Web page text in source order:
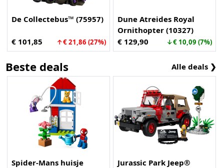
De Collectebus™ (75957)
€ 101,85 ↑€ 21,86 (27%)
Dune Atreides Royal
Ornithopter (10327)
€ 129,90
↓€ 10,09 (7%)
Beste deals Alle deals ❯
Spider-Mans huisje
Jurassic Park Jeep®